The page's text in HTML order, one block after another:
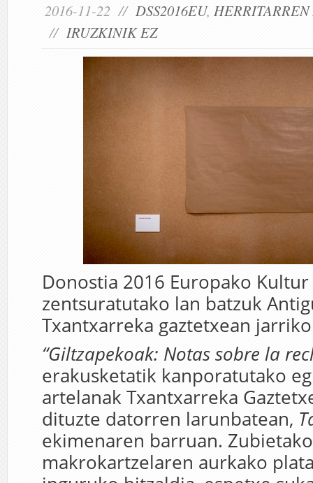
2016-11-22 // DSS2016EU,
// IRUZKINIK EZ
Donostia 2016 Europako
zentsuratutako lan batzuk
Txantxarreka gaztetxean
“Giltzapekoak: Notas sobre la
erakusketatik kanporatutako
artelanak Txantxarreka
dituzte datorren larunbatean,
ekimenaren barruan. Zubietako
makrokartzelaren aurkako